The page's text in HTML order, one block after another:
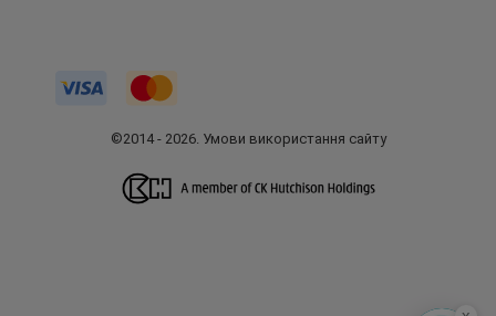
©2014 - 2026. Умови використання сайту